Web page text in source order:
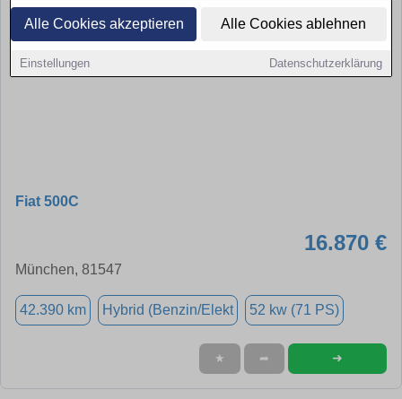
Alle Cookies akzeptieren Alle Cookies ablehnen
Einstellungen Datenschutzerklärung
Fiat 500C
16.870 €
München, 81547
42.390 km Hybrid (Benzin/Elekt 52 kw (71 PS)
★ ➦ ➜